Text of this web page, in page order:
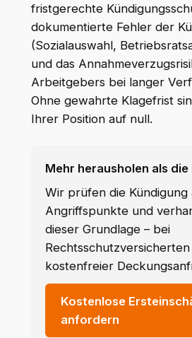
fristgerechte
dokumentierte Fehler der
(Sozialauswahl,
und das
Arbeitgebers bei langer
Ohne gewahrte Klagefrist
Ihrer Position auf null.
Mehr herausholen als
Wir prüfen die Kündigung
Angriffspunkte und
dieser Grundlage – bei
kostenfreier
Kostenlose
anfordern